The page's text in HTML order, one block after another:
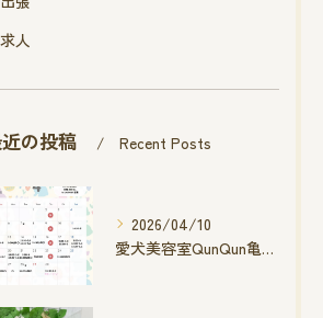
求人
の投稿 Recent Posts
2026/04/10
愛犬美容室QunQun亀山エコー店